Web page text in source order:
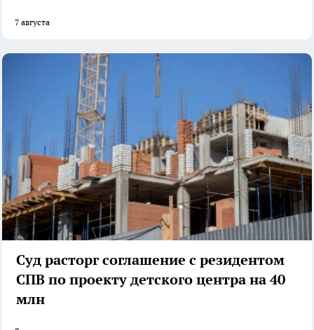
7 августа
Суд расторг соглашение с резидентом
СПВ по проекту детского центра на 40
млн